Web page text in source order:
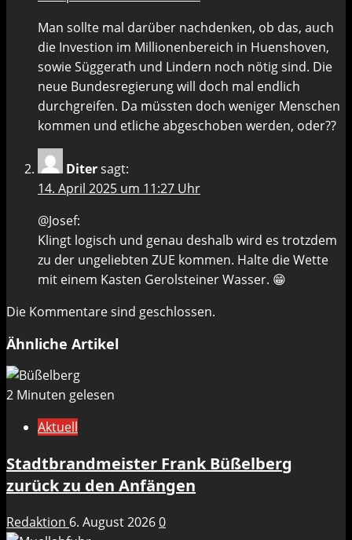
Man sollte mal darüber nachdenken, ob das, auch
die Investion im Millionenbereich in Huenshoven,
sowie Süggerath und Lindern noch nötig sind. Die
neue Bundesregierung will doch mal endlich
durchgreifen. Da müssten doch weniger Menschen
kommen und etliche abgeschoben werden, oder??
Ditersagt:
14. April 2025 um 11:27 Uhr
@Josef:
Klingt logisch und genau deshalb wird es trotzdem
zu der ungeliebten ZUE kommen. Halte die Wette
mit einem Kasten Gerolsteiner Wasser. 😁
Die Kommentare sind geschlossen.
Ähnliche Artikel
2 Minuten gelesen
Aktuell
Stadtbrandmeister Frank Büßelberg
zurück zu den Anfängen
Redaktion 6. August 20260